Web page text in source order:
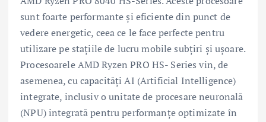
sunt foarte performante și eficiente din punct de
vedere energetic, ceea ce le face perfecte pentru
utilizare pe stațiile de lucru mobile subțiri și ușoare.
Procesoarele AMD Ryzen PRO HS- Series vin, de
asemenea, cu capacități AI (Artificial Intelligence)
integrate, inclusiv o unitate de procesare neuronală
(NPU) integrată pentru performanțe optimizate în